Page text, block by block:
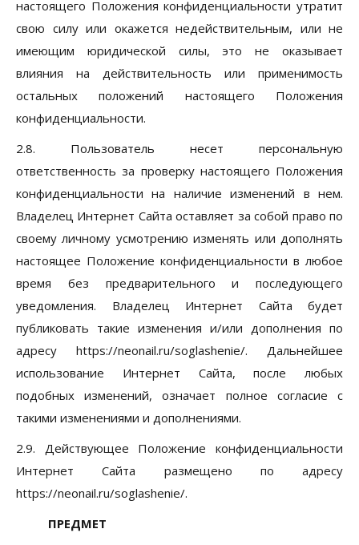
настоящего Положения конфиденциальности утратит
свою силу или окажется недействительным, или не
имеющим юридической силы, это не оказывает
влияния на действительность или применимость
остальных положений настоящего Положения
конфиденциальности.
2.8. Пользователь несет персональную
ответственность за проверку настоящего Положения
конфиденциальности на наличие изменений в нем.
Владелец Интернет Сайта оставляет за собой право по
своему личному усмотрению изменять или дополнять
настоящее Положение конфиденциальности в любое
время без предварительного и последующего
уведомления. Владелец Интернет Сайта будет
публиковать такие изменения и/или дополнения по
адресу https://neonail.ru/soglashenie/. Дальнейшее
использование Интернет Сайта, после любых
подобных изменений, означает полное согласие с
такими изменениями и дополнениями.
2.9. Действующее Положение конфиденциальности
Интернет Сайта размещено по адресу
https://neonail.ru/soglashenie/.
ПРЕДМЕТ